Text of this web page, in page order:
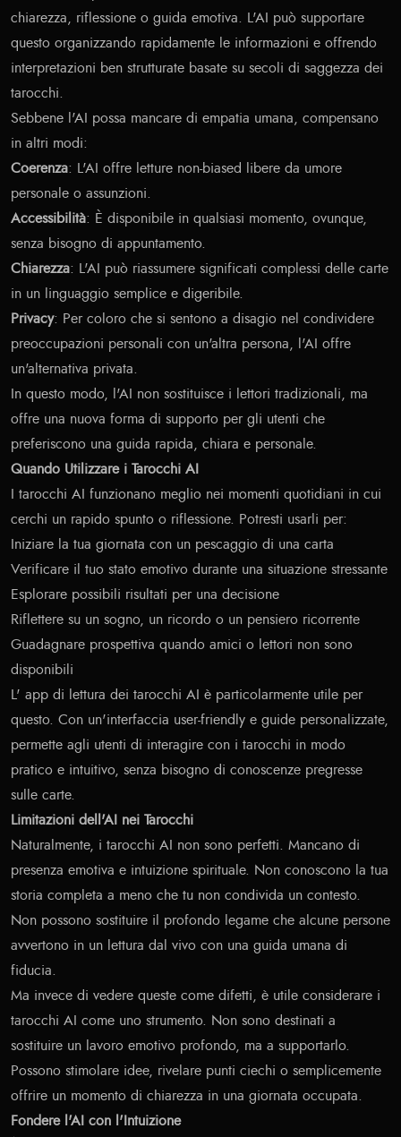
chiarezza, riflessione o guida emotiva. L'AI può supportare
questo organizzando rapidamente le informazioni e offrendo
interpretazioni ben strutturate basate su secoli di saggezza dei
tarocchi.
Sebbene l'AI possa mancare di empatia umana, compensano
in altri modi:
Coerenza: L'AI offre letture non-biased libere da umore
personale o assunzioni.
Accessibilità: È disponibile in qualsiasi momento, ovunque,
senza bisogno di appuntamento.
Chiarezza: L'AI può riassumere significati complessi delle carte
in un linguaggio semplice e digeribile.
Privacy: Per coloro che si sentono a disagio nel condividere
preoccupazioni personali con un'altra persona, l'AI offre
un'alternativa privata.
In questo modo, l'AI non sostituisce i lettori tradizionali, ma
offre una nuova forma di supporto per gli utenti che
preferiscono una guida rapida, chiara e personale.
Quando Utilizzare i Tarocchi AI
I tarocchi AI funzionano meglio nei momenti quotidiani in cui
cerchi un rapido spunto o riflessione. Potresti usarli per:
Iniziare la tua giornata con un pescaggio di una carta
Verificare il tuo stato emotivo durante una situazione stressante
Esplorare possibili risultati per una decisione
Riflettere su un sogno, un ricordo o un pensiero ricorrente
Guadagnare prospettiva quando amici o lettori non sono
disponibili
L' app di lettura dei tarocchi AI
è particolarmente utile per
questo. Con un'interfaccia user-friendly e guide personalizzate,
permette agli utenti di interagire con i tarocchi in modo
pratico e intuitivo, senza bisogno di conoscenze pregresse
sulle carte.
Limitazioni dell'AI nei Tarocchi
Naturalmente, i tarocchi AI non sono perfetti. Mancano di
presenza emotiva e intuizione spirituale. Non conoscono la tua
storia completa a meno che tu non condivida un contesto.
Non possono sostituire il profondo legame che alcune persone
avvertono in un lettura dal vivo con una guida umana di
fiducia.
Ma invece di vedere queste come difetti, è utile considerare i
tarocchi AI come uno strumento. Non sono destinati a
sostituire un lavoro emotivo profondo, ma a supportarlo.
Possono stimolare idee, rivelare punti ciechi o semplicemente
offrire un momento di chiarezza in una giornata occupata.
Fondere l'AI con l'Intuizione